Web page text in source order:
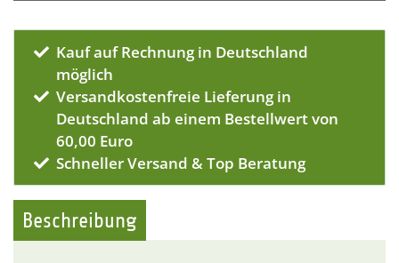
Kauf auf Rechnung in Deutschland
möglich
Versandkostenfreie Lieferung in
Deutschland ab einem Bestellwert von
60,00 Euro
Schneller Versand & Top Beratung
Beschreibung